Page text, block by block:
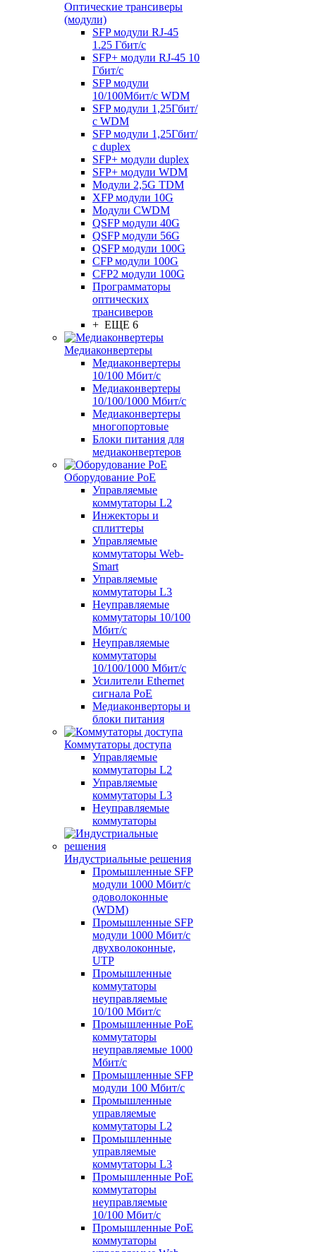
Оптические трансиверы
(модули)
SFP модули RJ-45
1.25 Гбит/c
SFP+ модули RJ-45 10
Гбит/c
SFP модули
10/100Мбит/с WDM
SFP модули 1,25Гбит/
с WDM
SFP модули 1,25Гбит/
с duplex
SFP+ модули duplex
SFP+ модули WDM
Модули 2,5G TDM
XFP модули 10G
Модули CWDM
QSFP модули 40G
QSFP модули 56G
QSFP модули 100G
CFP модули 100G
CFP2 модули 100G
Программаторы
оптических
трансиверов
+ ЕЩЕ 6
Медиаконвертеры
Медиаконвертеры
10/100 Мбит/с
Медиаконвертеры
10/100/1000 Мбит/c
Медиаконвертеры
многопортовые
Блоки питания для
медиаконвертеров
Оборудование PoE
Управляемые
коммутаторы L2
Инжекторы и
сплиттеры
Управляемые
коммутаторы Web-
Smart
Управляемые
коммутаторы L3
Неуправляемые
коммутаторы 10/100
Мбит/с
Неуправляемые
коммутаторы
10/100/1000 Мбит/с
Усилители Ethernet
сигнала PoE
Медиаконверторы и
блоки питания
Коммутаторы доступа
Управляемые
коммутаторы L2
Управляемые
коммутаторы L3
Неуправляемые
коммутаторы
Индустриальные решения
Промышленные SFP
модули 1000 Мбит/c
одоволоконные
(WDM)
Промышленные SFP
модули 1000 Мбит/c
двухволоконные,
UTP
Промышленные
коммутаторы
неуправляемые
10/100 Мбит/с
Промышленные PoE
коммутаторы
неуправляемые 1000
Мбит/с
Промышленные SFP
модули 100 Мбит/c
Промышленные
управляемые
коммутаторы L2
Промышленные
управляемые
коммутаторы L3
Промышленные PoE
коммутаторы
неуправляемые
10/100 Мбит/с
Промышленные PoE
коммутаторы